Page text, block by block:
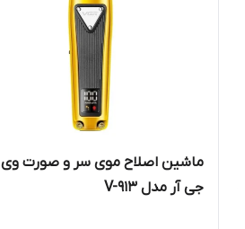
ماشین اصلاح موی سر و صورت وی
جی آر مدل V-913